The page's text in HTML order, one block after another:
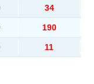
34
190
11